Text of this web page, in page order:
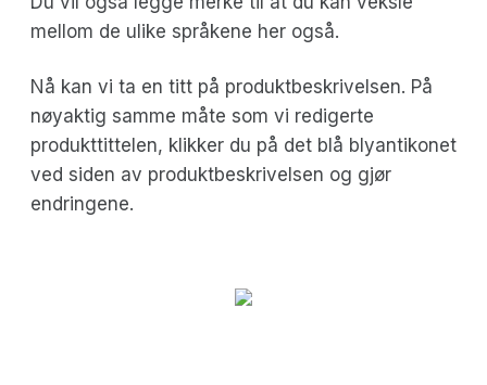
mellom de ulike språkene her også.
Nå kan vi ta en titt på produktbeskrivelsen. På
nøyaktig samme måte som vi redigerte
produkttittelen, klikker du på det blå blyantikonet
ved siden av produktbeskrivelsen og gjør
endringene.